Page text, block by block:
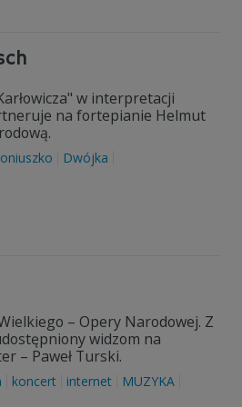
w interpretacji
na fortepianie Helmut
Dwójka
– Opery Narodowej. Z
widzom na
– Paweł Turski.
koncert internet MUZYKA